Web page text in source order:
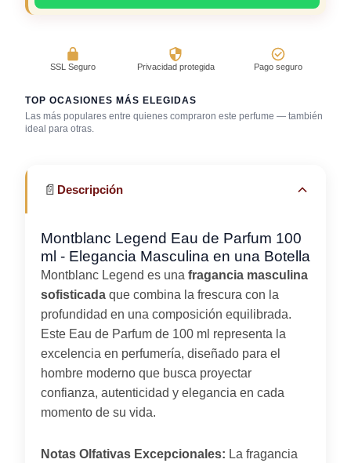
SSL Seguro Privacidad protegida Pago seguro
TOP OCASIONES MÁS ELEGIDAS
Las más populares entre quienes compraron este perfume — también
ideal para otras.
Fragancia de firma
📄 Descripción
Montblanc Legend Eau de Parfum 100
ml - Elegancia Masculina en una Botella
Montblanc Legend es una fragancia masculina
sofisticada que combina la frescura con la
profundidad en una composición equilibrada.
Este Eau de Parfum de 100 ml representa la
excelencia en perfumería, diseñado para el
hombre moderno que busca proyectar
confianza, autenticidad y elegancia en cada
momento de su vida.
Notas Olfativas Excepcionales: La fragancia